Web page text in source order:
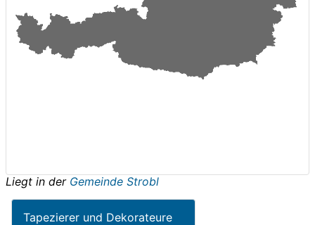
Liegt in der Gemeinde Strobl
Tapezierer und Dekorateure